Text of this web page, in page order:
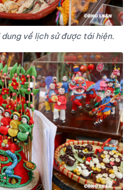
về lịch sử được tái hiện.